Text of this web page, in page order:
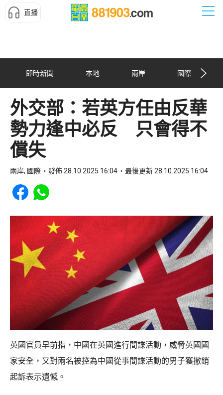
直播
即時新聞 本地 兩岸 國際
外交部：若英方任由反華
勢力逢中必反 只會得不
償失
兩岸, 國際 發佈 28.10.2025 16:04 最後更新 28.10.2025 16:04
Share to Facebook
Share to WhatsApp
英國官員早前指，中國在英國進行間諜活動，威脅英國國
家安全，又對兩名被控為中國從事間諜活動的男子獲撤銷
起訴表示遺憾。